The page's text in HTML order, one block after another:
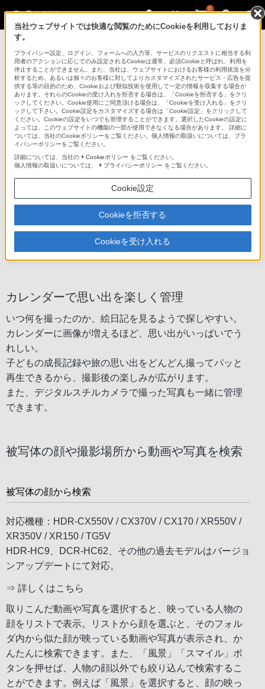
0
HDR-XR550V
デジタルHDビデオカメラレコーダー HDR-XR550V
商品の特長 | 付属ソフトウェアPMB
前へ
カレンダーで思い出を楽しく管理
いつ何を撮ったのか、絵日記を見るようで探しやすい。
カレンダーに画像が増えるほど、思い出がいっぱいでう
れしい。
子どもの成長記録や旅の思い出をどんどん撮ってパッと
再生できるから、撮影後の楽しみが広がります。
また、デジタルスチルカメラで撮った写真も一緒に管理
できます。
被写体の顔や撮影場所から動画や写真を検索
被写体の顔から検索
対応機種：HDR-CX550V / CX370V / CX170 / XR550V /
XR350V / XR150 / TG5V
HDR-HC9、DCR-HC62、その他の過去モデルはバージョ
ンアップデートにて対応。
⇒ 詳しくはこちら
取りこんだ動画や写真を選択すると、映っている人物の
顔をリストで表示。リストから顔を選ぶと、そのフォル
ダ内から似た顔が映っている動画や写真が表示され、か
んたんに検索できます。また、「風景」「スマイル」ボ
タンを押せば、人物の顔以外でも絞り込んで検索するこ
とができます。例えば「風景」を選択すると、顔の映っ
当社ウェブサイトでは快適な閲覧のためにCookieを利用しておりま
す。
プライバシー設定、ログイン、フォームへの入力等、サービスのリクエストに相当する利
用者のアクションに応じてのみ設定されるCookieは通常、必須Cookieと呼ばれ、利用を
停止することができません。また、当社は、ウェブサイトにおけるお客様の利用状況を分
析するため、あるいは個々のお客様に対してよりカスタマイズされたサービス・広告を提
供する等の目的のため、Cookieおよび類似技術を使用して一定の情報を収集する場合が
あります。それらのCookieの受け入れを拒否する場合は、「Cookieを拒否する」をクリ
ックしてください。Cookie使用にご同意頂ける場合は、「Cookieを受け入れる」をクリ
ックして下さい。Cookie設定をカスタマイズする場合は「Cookie設定」をクリックして
ください。Cookieの設定をいつでも管理することができます。選択したCookieの設定に
よっては、このウェブサイトの機能の一部が使用できなくなる場合があります。 詳細に
ついては、当社のCookieポリシーをご覧ください。個人情報の取扱いについては、プラ
イバシーポリシーをご覧ください。
詳細については、当社の
Cookieポリシー をご覧ください。
個人情報の取扱いについては、
プライバシーポリシー をご覧ください。
Cookie設定
Cookieを拒否する
Cookieを受け入れる